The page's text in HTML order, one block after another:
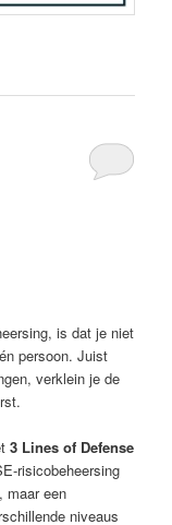
is dat je niet
persoon. Juist
verklein je de
3 Lines of Defense
risicobeheersing
maar een
niveaus